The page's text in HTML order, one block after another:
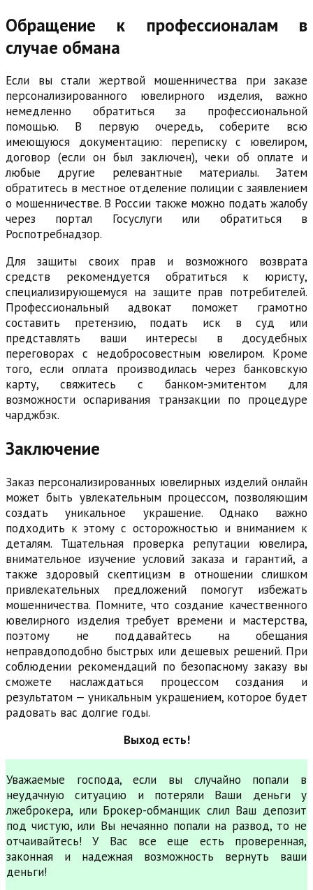
Обращение к профессионалам в
случае обмана
Если вы стали жертвой мошенничества при заказе
персонализированного ювелирного изделия, важно
немедленно обратиться за профессиональной
помощью. В первую очередь, соберите всю
имеющуюся документацию: переписку с ювелиром,
договор (если он был заключен), чеки об оплате и
любые другие релевантные материалы. Затем
обратитесь в местное отделение полиции с заявлением
о мошенничестве. В России также можно подать жалобу
через портал Госуслуги или обратиться в
Роспотребнадзор.
Для защиты своих прав и возможного возврата
средств рекомендуется обратиться к юристу,
специализирующемуся на защите прав потребителей.
Профессиональный адвокат поможет грамотно
составить претензию, подать иск в суд или
представлять ваши интересы в досудебных
переговорах с недобросовестным ювелиром. Кроме
того, если оплата производилась через банковскую
карту, свяжитесь с банком-эмитентом для
возможности оспаривания транзакции по процедуре
чарджбэк.
Заключение
Заказ персонализированных ювелирных изделий онлайн
может быть увлекательным процессом, позволяющим
создать уникальное украшение. Однако важно
подходить к этому с осторожностью и вниманием к
деталям. Тщательная проверка репутации ювелира,
внимательное изучение условий заказа и гарантий, а
также здоровый скептицизм в отношении слишком
привлекательных предложений помогут избежать
мошенничества. Помните, что создание качественного
ювелирного изделия требует времени и мастерства,
поэтому не поддавайтесь на обещания
неправдоподобно быстрых или дешевых решений. При
соблюдении рекомендаций по безопасному заказу вы
сможете наслаждаться процессом создания и
результатом — уникальным украшением, которое будет
радовать вас долгие годы.
Выход есть!
Уважаемые господа, если вы случайно попали в
неудачную ситуацию и потеряли Ваши деньги у
лжеброкера, или Брокер-обманщик слил Ваш депозит
под чистую, или Вы нечаянно попали на развод, то не
отчаивайтесь! У Вас все еще есть проверенная,
законная и надежная возможность вернуть ваши
деньги!